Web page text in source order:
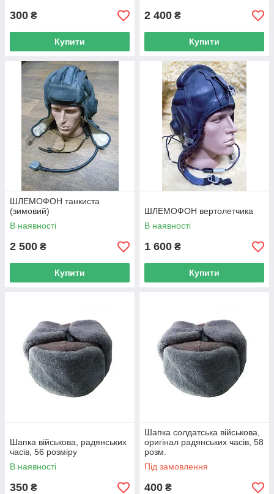
300 ₴
Купити
2 400 ₴
Купити
ШЛЕМОФОН танкиста
(зимовий)
В наявності
2 500 ₴
Купити
ШЛЕМОФОН вертолетчика
В наявності
1 600 ₴
Купити
Шапка військова, радянських
часів, 56 розміру
В наявності
350 ₴
Шапка солдатська військова,
оригінал радянських часів, 58
розм.
Під замовлення
400 ₴